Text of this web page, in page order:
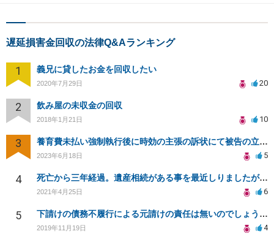
遅延損害金回収の法律Q&Aランキング
1 義兄に貸したお金を回収したい
2020年7月29日 20
2 飲み屋の未収金の回収
2018年1月21日 10
3 養育費未払い強制執行後に時効の主張の訴状にて被告の立場です。東京裁判所対応可能弁護人を探しております
2023年6月18日 5
4 死亡から三年経過。遺産相続がある事を最近しりましたが放棄できますでしょうか？
2021年4月25日 6
5 下請けの債務不履行による元請けの責任は無いのでしょうか？
2019年11月19日 4